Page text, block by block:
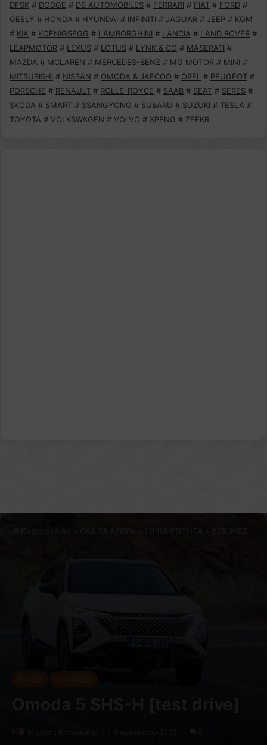
DFSK # DODGE # DS AUTOMOBILES # FERRARI # FIAT # FORD #
GEELY # HONDA # HYUNDAI # INFINITI # JAGUAR # JEEP # KGM
# KIA # KOENIGSEGG # LAMBORGHINI # LANCIA # LAND ROVER #
LEAPMOTOR # LEXUS # LOTUS # LYNK & CO # MASERATI #
MAZDA # MCLAREN # MERCEDES-BENZ # MG MOTOR # MINI #
MITSUBISHI # NISSAN # OMODA & JAECOO # OPEL # PEUGEOT #
PORSCHE # RENAULT # ROLLS-ROYCE # SAAB # SEAT # SERES #
SKODA # SMART # SSANGYONG # SUBARU # SUZUKI # TESLA #
TOYOTA # VOLKSWAGEN # VOLVO # XPENG # ZEEKR